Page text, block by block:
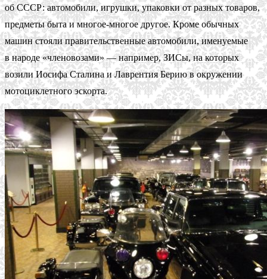
об СССР: автомобили, игрушки, упаковки от разных товаров,
предметы быта и многое-многое другое. Кроме обычных
машин стояли правительственные автомобили, именуемые
в народе «членовозами» — например, ЗИСы, на которых
возили Иосифа Сталина и Лаврентия Берию в окружении
мотоциклетного эскорта.